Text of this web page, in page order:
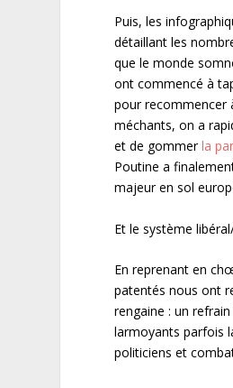
Puis, les
détaillant les
que le monde
ont commencé à
pour recommencer
méchants, on a
et de gommerla
Poutine a
majeur en sol
Et le système
En reprenant en
patentés nous ont
rengaine : un
larmoyants parfois
politiciens et